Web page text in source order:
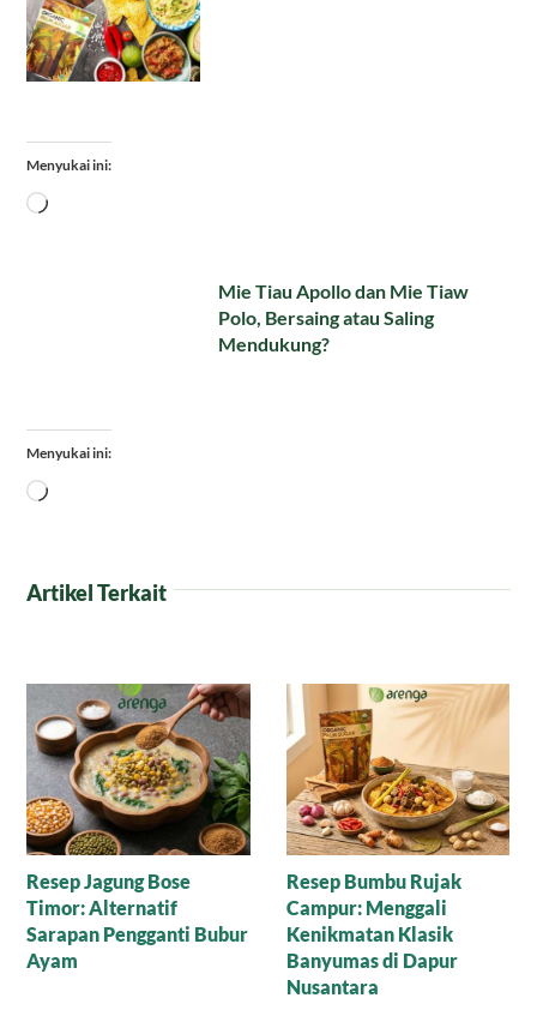
Menyukai ini:
Memuat...
Mie Tiau Apollo dan Mie Tiaw
Polo, Bersaing atau Saling
Mendukung?
Menyukai ini:
Memuat...
Artikel Terkait
Manisnya Cokelat
Cornflakes Gula Aren,
Mari Nikmati Camilan
Sehat yang Mewah
Puding Tempe untuk
Anak yang Suka Pilih-
Pilih Makanan